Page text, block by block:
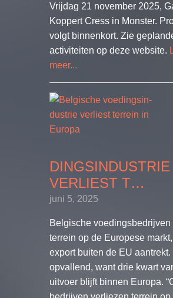
Vrijdag 21 november 2025,
Koppert Cress in Monster.
volgt binnenkort. Zie
activiteiten op deze website.
meer...
DINGS­IN­DUSTRIE
VERLIEST T…
juni 5, 2025
Belgische voedingsbedrijven
terrein op de Europese
export buiten de EU
opvallend, want drie kwart
uitvoer blijft binnen Europa.